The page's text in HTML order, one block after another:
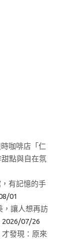
咖啡店「仁
點與自在氛
有記憶的手
01
，讓人想再訪
2026/07/26
發現：原來